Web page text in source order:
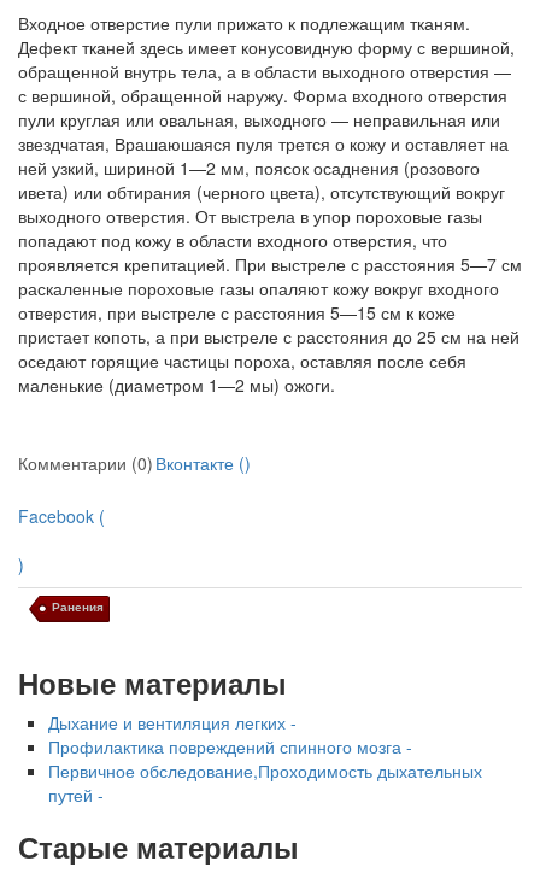
Входное отверстие пули прижато к подлежащим тканям.
Дефект тка­ней здесь имеет конусовидную форму с вершиной,
обращенной внутрь тела, а в области выходного отверстия —
с вершиной, обращенной на­ружу. Форма входного отверстия
пули круглая или овальная, выходного — неправильная или
звездчатая, Врашаюшаяся пуля трется о кожу и оставляет на
ней узкий, шириной 1—2 мм, поясок осаднения (розового
ивета) или обтирания (черного цвета), отсутствующий вокруг
выход­ного отверстия. От выстрела в упор пороховые газы
попадают под кожу в области входного отверстия, что
проявляется крепитацией. При вы­стреле с расстояния 5—7 см
раскаленные пороховые газы опаляют ко­жу вокруг входного
отверстия, при выстреле с расстояния 5—15 см к коже
пристает копоть, а при выстреле с расстояния до 25 см на ней
осе­дают горящие частицы пороха, оставляя после себя
маленькие (диа­метром 1—2 мы) ожоги.
Комментарии (0) Вконтакте ()
Facebook (
)
Ранения
Новые материалы
Дыхание и вентиляция легких -
Профилактика повреждений спинного мозга -
Первичное обследование,Проходимость дыхательных
путей -
Старые материалы